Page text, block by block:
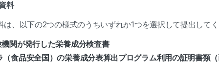
料
は、以下の2つの様式のうちいずれか1つを選択して提出して
関が発行した栄養成分検査書
食品安全国）の栄養成分表算出プログラム利用の証明書類